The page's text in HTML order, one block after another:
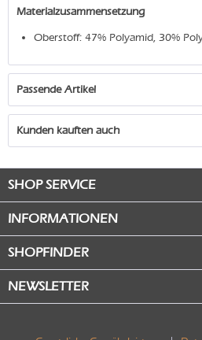
Materialzusammensetzung
Oberstoff: 47% Polyamid, 30%
Passende Artikel
Kunden kauften auch
SHOP SERVICE
INFORMATIONEN
SHOPFINDER
NEWSLETTER